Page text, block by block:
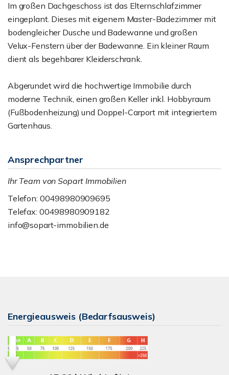
Im großen Dachgeschoss ist das Elternschlafzimmer
eingeplant. Dieses mit eigenem Master-Badezimmer mit
bodengleicher Dusche und Badewanne und großen
Velux-Fenstern über der Badewanne. Ein kleiner Raum
dient als begehbarer Kleiderschrank.
Abgerundet wird die hochwertige Immobilie durch
moderne Technik, einen großen Keller inkl. Hobbyraum
(Fußbodenheizung) und Doppel-Carport mit integriertem
Gartenhaus.
Ansprechpartner
Ihr Team von Sopart Immobilien
Telefon: 00498980909695
Telefax: 00498980909182
info@sopart-immobilien.de
Energieausweis (Bedarfsausweis)